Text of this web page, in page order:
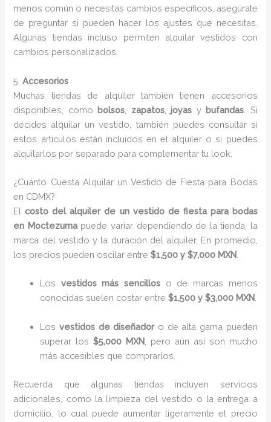
menos común o necesitas cambios específicos, asegúrate
de preguntar si pueden hacer los ajustes que necesitas.
Algunas tiendas incluso permiten alquilar vestidos con
cambios personalizados.
5.Accesorios
Muchas tiendas de alquiler también tienen accesorios
disponibles, como bolsos zapatos,joyas y bufandas . Si
decides alquilar un vestido, también puedes consultar si
estos artículos están incluidos en el alquiler o si puedes
alquilarlos por separado para complementar tu look.
¿Cuánto Cuesta Alquilar un Vestido de Fiesta para Bodas
en CDMX?
Elcosto del alquiler de un vestido de fiesta para bodas
en Moctezumapuede variar dependiendo de la tienda, la
marca del vestido y la duración del alquiler. En promedio,
los precios pueden oscilar entre$1,500 y $7,000 MXN
Los vestidos más sencillos o de marcas menos
conocidas suelen costar entre$1,500 y $3,000 MXN
Los vestidos de diseñadoro de alta gama pueden
superar los$5,000 MXN, pero aún así son mucho
más accesibles que comprarlos.
Recuerda que algunas tiendas incluyen servicios
adicionales, como la limpieza del vestido o la entrega a
domicilio, lo cual puede aumentar ligeramente el precio